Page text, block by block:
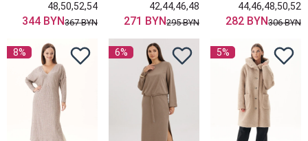
48,50,52,54
344 BYN367 BYN
42,44,46,48
271 BYN295 BYN
44,46,48,50,52
282 BYN306 BYN
8% 6% 5%